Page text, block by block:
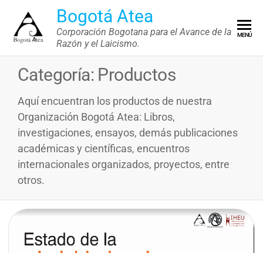
contenido
Bogotá Atea
Corporación Bogotana para el Avance de la
Razón y el Laicismo.
MENÚ
Categoría: Productos
Aquí encuentran los productos de nuestra
Organización Bogotá Atea: Libros,
investigaciones, ensayos, demás publicaciones
académicas y científicas, encuentros
internacionales organizados, proyectos, entre
otros.